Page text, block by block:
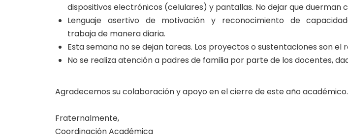
dispositivos electrónicos (celulares) y pantallas. No dejar que duerman
Lenguaje asertivo de motivación y reconocimiento de
trabaja de manera diaria.
Esta semana no se dejan tareas. Los proyectos o sustentaciones son
No se realiza atención a padres de familia por parte de los docentes,
Agradecemos su colaboración y apoyo en el cierre de este año académico.
Fraternalmente,
Coordinación Académica